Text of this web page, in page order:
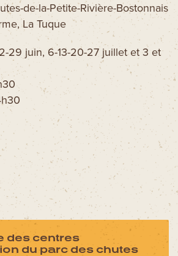
de-la-Petite-Rivière-Bostonnais
La Tuque
29 juin, 6-13-20-27 juillet et 3 et
des centres
du parc des chutes